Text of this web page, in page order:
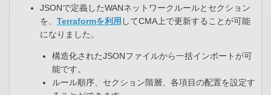
JSONで定義したWANネットワークルールとセクション
を、 Terraformを利用 してCMA上で更新することが可能
になりました。​
構造化されたJSONファイルから一括インポートが可
能です。​
ルール順序、セクション階層、各項目の配置を設定す